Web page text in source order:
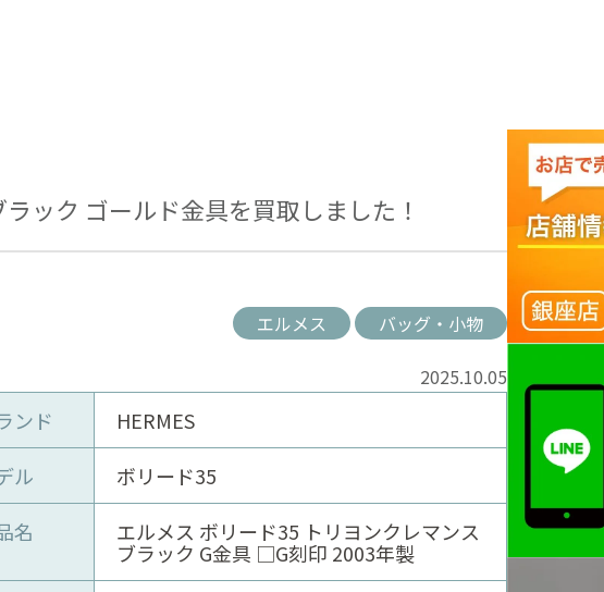
ック ゴールド金具を買取しました！
エルメス バッグ・小物
2025.10.05
ンド
HERMES
ル
ボリード35
名
エルメス ボリード35 トリヨンクレマンス
ブラック G金具 □G刻印 2003年製